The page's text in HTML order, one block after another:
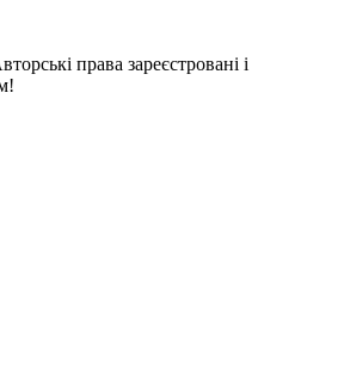
права зареєстровані і